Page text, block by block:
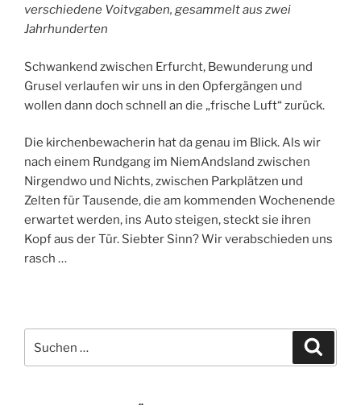
verschiedene Voitvgaben, gesammelt aus zwei
Jahrhunderten
Schwankend zwischen Erfurcht, Bewunderung und
Grusel verlaufen wir uns in den Opfergängen und
wollen dann doch schnell an die „frische Luft“ zurück.
Die kirchenbewacherin hat da genau im Blick. Als wir
nach einem Rundgang im NiemAndsland zwischen
Nirgendwo und Nichts, zwischen Parkplätzen und
Zelten für Tausende, die am kommenden Wochenende
erwartet werden, ins Auto steigen, steckt sie ihren
Kopf aus der Tür. Siebter Sinn? Wir verabschieden uns
rasch …
nach: